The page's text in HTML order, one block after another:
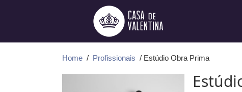
Home / Profissionais / Estúdio Obra Prima